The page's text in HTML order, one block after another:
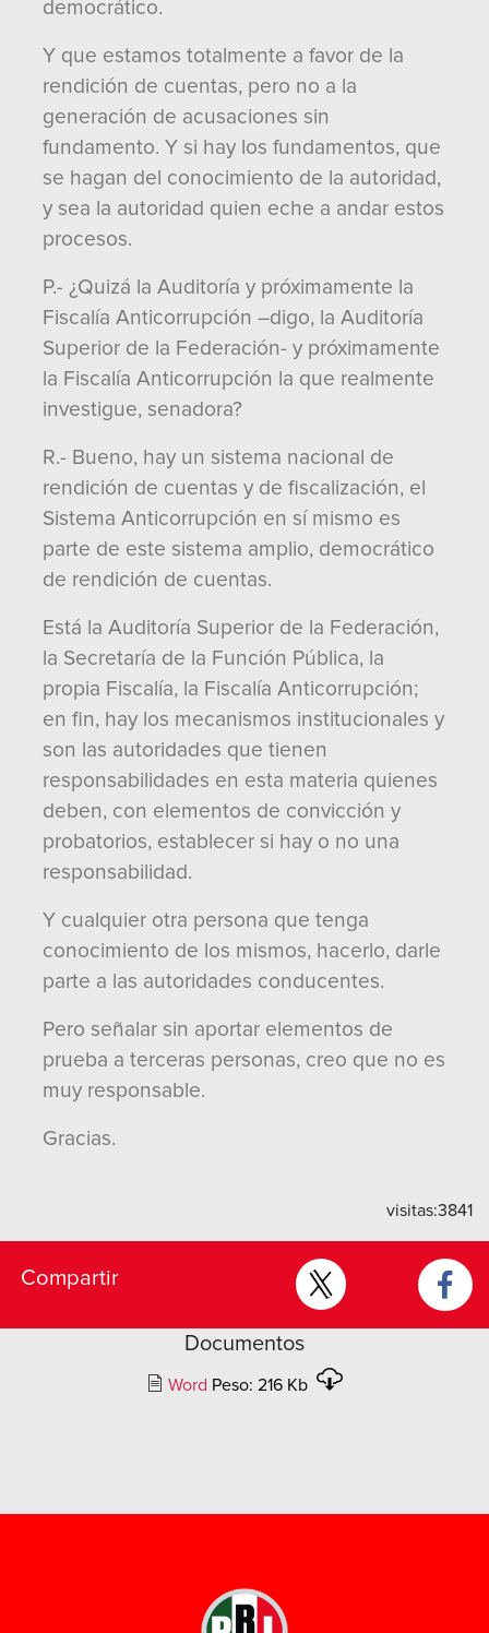
democrático.
Y que estamos totalmente a favor de la
rendición de cuentas, pero no a la
generación de acusaciones sin
fundamento. Y si hay los fundamentos, que
se hagan del conocimiento de la autoridad,
y sea la autoridad quien eche a andar estos
procesos.
P.- ¿Quizá la Auditoría y próximamente la
Fiscalía Anticorrupción –digo, la Auditoría
Superior de la Federación- y próximamente
la Fiscalía Anticorrupción la que realmente
investigue, senadora?
R.- Bueno, hay un sistema nacional de
rendición de cuentas y de fiscalización, el
Sistema Anticorrupción en sí mismo es
parte de este sistema amplio, democrático
de rendición de cuentas.
Está la Auditoría Superior de la Federación,
la Secretaría de la Función Pública, la
propia Fiscalía, la Fiscalía Anticorrupción;
en fin, hay los mecanismos institucionales y
son las autoridades que tienen
responsabilidades en esta materia quienes
deben, con elementos de convicción y
probatorios, establecer si hay o no una
responsabilidad.
Y cualquier otra persona que tenga
conocimiento de los mismos, hacerlo, darle
parte a las autoridades conducentes.
Pero señalar sin aportar elementos de
prueba a terceras personas, creo que no es
muy responsable.
Gracias.
visitas:3841
Compartir
Documentos
Word Peso: 216 Kb